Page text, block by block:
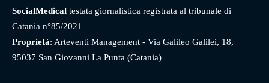
SocialMedical testata giornalistica registrata al tribunale di
Catania n°85/2021
Proprietà: Arteventi Management - Via Galileo Galilei, 18,
95037 San Giovanni La Punta (Catania)